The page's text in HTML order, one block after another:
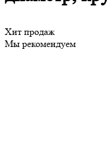
Хит продаж
Мы рекомендуем